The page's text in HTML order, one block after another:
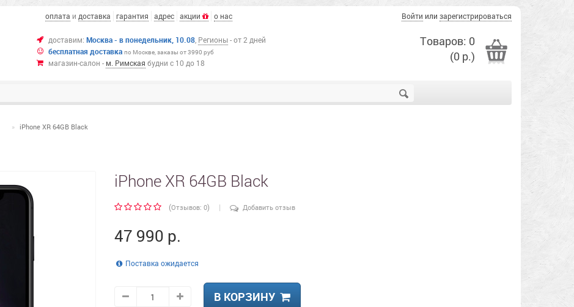
оплата и доставка гарантия адрес акции о нас
доставим: Москва - в понедельник, 10.08, Регионы- от 2 дней
бесплатная доставка по Москве,заказы от 3990 руб
магазин-салон - м. Римская будни с 10 до 18
Войти или зарегистрироваться
Товаров: 0
(0 р.)
iPhone XR 64GB Black
iPhone XR 64GB Black
(Отзывов: 0) | Добавить отзыв
47 990 р.
Поставка ожидается
В КОРЗИНУ